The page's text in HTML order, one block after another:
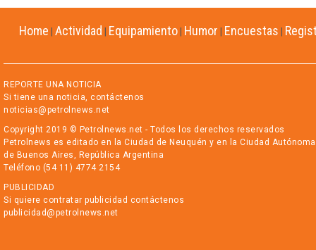
Home Actividad Equipamiento Humor Encuestas
REPORTE UNA NOTICIA
Si tiene una noticia, contáctenos
noticias@petrolnews.net
Copyright 2019 © Petrolnews.net - Todos los derechos reservados
Petrolnews es editado en la Ciudad de Neuquén y en la Ciudad Autónoma
de Buenos Aires, República Argentina
Teléfono (54 11) 4774 2154
PUBLICIDAD
Si quiere contratar publicidad contáctenos
publicidad@petrolnews.net